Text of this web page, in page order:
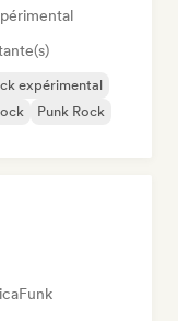
expérimental
Punk Rock
Funk